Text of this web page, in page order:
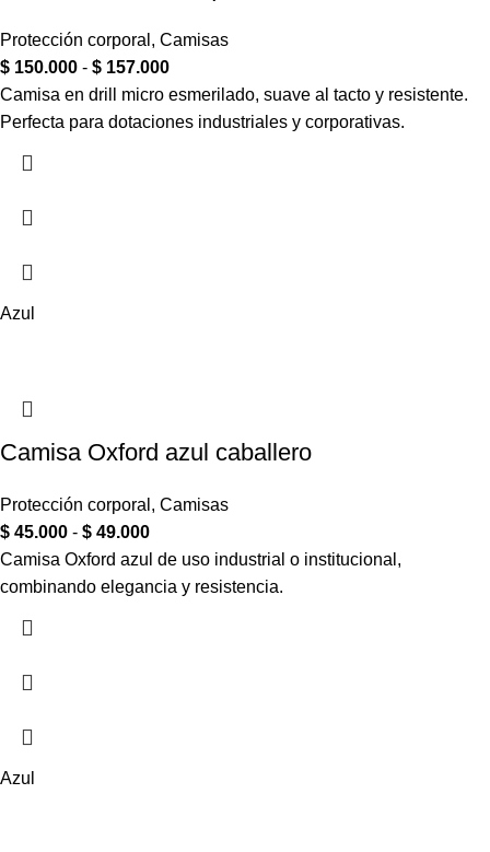
Protección corporal , Camisas
$ 150.000 - $ 157.000
Camisa en drill micro esmerilado, suave al tacto y resistente.
Perfecta para dotaciones industriales y corporativas.
Azul
Camisa Oxford azul caballero
Protección corporal , Camisas
$ 45.000 - $ 49.000
Camisa Oxford azul de uso industrial o institucional,
combinando elegancia y resistencia.
Azul